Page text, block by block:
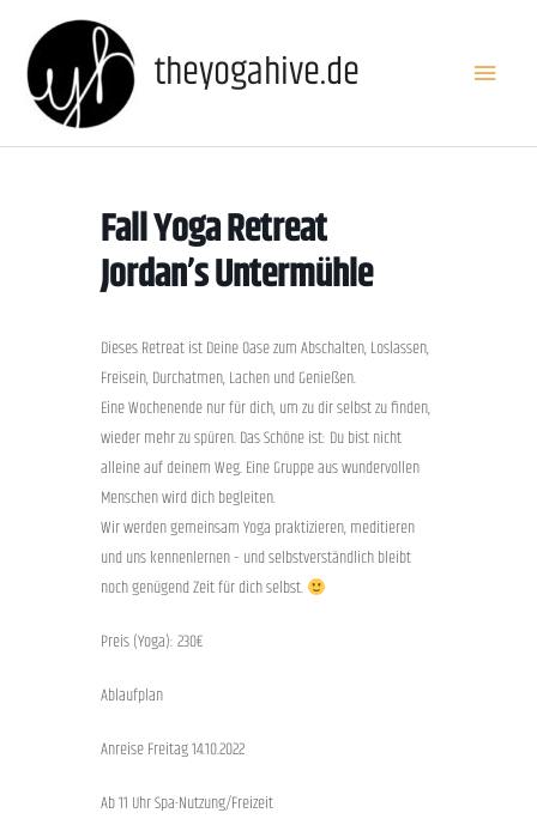
springen
theyogahive.de
Fall Yoga Retreat
Jordan’s Untermühle
Dieses Retreat ist Deine Oase zum Abschalten, Loslassen,
Freisein, Durchatmen, Lachen und Genießen.
Eine Wochenende nur für dich, um zu dir selbst zu finden,
wieder mehr zu spüren. Das Schöne ist: Du bist nicht
alleine auf deinem Weg. Eine Gruppe aus wundervollen
Menschen wird dich begleiten.
Wir werden gemeinsam Yoga praktizieren, meditieren
und uns kennenlernen – und selbstverständlich bleibt
noch genügend Zeit für dich selbst.
Preis (Yoga): 230€
Ablaufplan
Anreise Freitag 14.10.2022
Ab 11 Uhr Spa-Nutzung/Freizeit